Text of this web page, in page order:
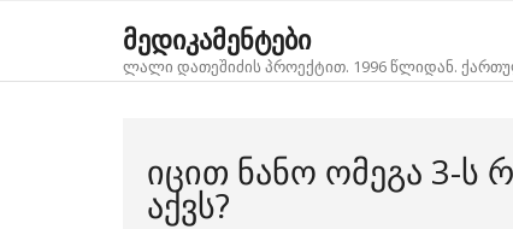
მედიკამენტები
ლალი დათეშიძის პროექტით. 1996 წლიდან.
ᲘᲪᲘᲗ ᲜᲐᲜᲝ ᲝᲛᲔᲒᲐ 3-Ს
ᲐᲥᲕᲡ?